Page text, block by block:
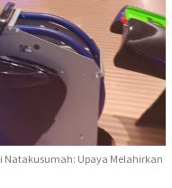
Natakusumah: Upaya Melahirkan